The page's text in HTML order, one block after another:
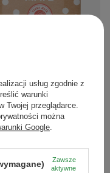
Orgánica Energia 50g
/ szt.
zł / kg )
usług zgodnie z
warunki
Twojej przeglądarce.
można
Google.
Zawsze
aktywne